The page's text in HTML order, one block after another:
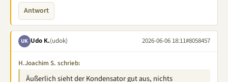
Antwort
UK Udo K.(udok) 2026-06-06 18:11#8058457
H.Joachim S. schrieb:
Äußerlich sieht der Kondensator gut aus, nichts